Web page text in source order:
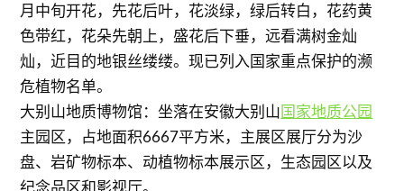
月中旬开花，先花后叶，花淡绿，绿后转白，花药黄
色带红，花朵先朝上，盛花后下垂，远看满树金灿
灿，近目的地银丝缕缕。现已列入国家重点保护的濒
危植物名单。
大别山地质博物馆：坐落在安徽大别山国家地质公园
主园区，占地面积6667平方米，主展区展厅分为沙
盘、岩矿物标本、动植物标本展示区，生态园区以及
纪念品区和影视厅。